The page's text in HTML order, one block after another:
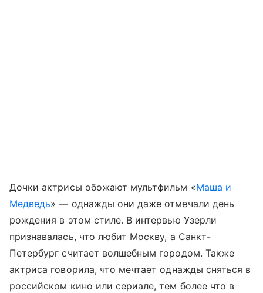
Дочки актрисы обожают мультфильм «Маша и
Медведь» — однажды они даже отмечали день
рождения в этом стиле. В интервью Узерли
признавалась, что любит Москву, а Санкт-
Петербург считает волшебным городом. Также
актриса говорила, что мечтает однажды сняться в
российском кино или сериале, тем более что в